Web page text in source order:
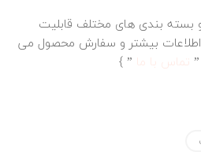
و بسته بندی های مختلف قابلیت
اطلاعات بیشتر و سفارش محصول می
تماس با ما ” }